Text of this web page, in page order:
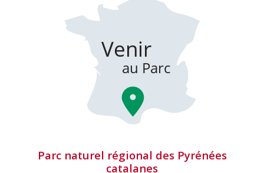
Parc naturel régional des Pyrénées
catalanes